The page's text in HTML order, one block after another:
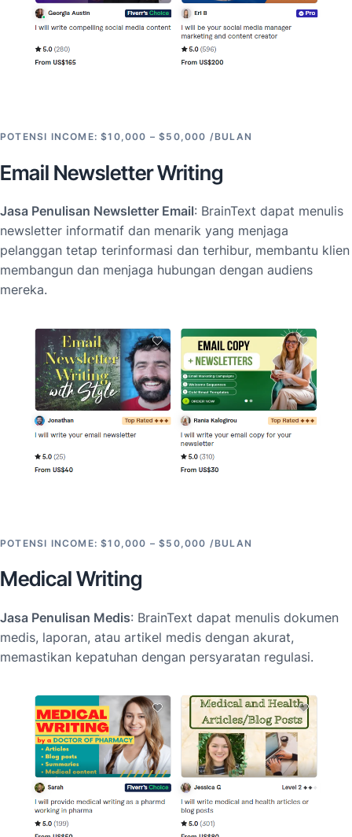
POTENSI INCOME: $10,000 – $50,000 /BULAN
Email Newsletter Writing
Jasa Penulisan Newsletter Email: BrainText dapat menulis
newsletter informatif dan menarik yang menjaga
pelanggan tetap terinformasi dan terhibur, membantu klien
membangun dan menjaga hubungan dengan audiens
mereka.
POTENSI INCOME: $10,000 – $50,000 /BULAN
Medical Writing
Jasa Penulisan Medis: BrainText dapat menulis dokumen
medis, laporan, atau artikel medis dengan akurat,
memastikan kepatuhan dengan persyaratan regulasi.